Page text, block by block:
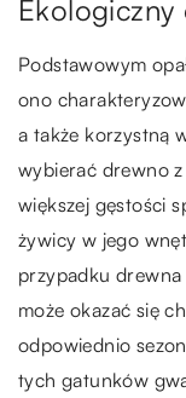
Ekologiczny
Podstawowym
ono
a także korzystną
wybierać drewno
większej gęstości
żywicy w jego
przypadku
może okazać się
odpowiednio
tych gatunków